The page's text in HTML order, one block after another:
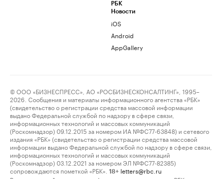
РБК
Новости
iOS
Android
AppGallery
© ООО «БИЗНЕСПРЕСС», АО «РОСБИЗНЕСКОНСАЛТИНГ», 1995–
2026. Сообщения и материалы информационного агентства «РБК»
(свидетельство о регистрации средства массовой информации
выдано Федеральной службой по надзору в сфере связи,
информационных технологий и массовых коммуникаций
(Роскомнадзор) 09.12.2015 за номером ИА №ФС77-63848) и сетевого
издания «РБК» (свидетельство о регистрации средства массовой
информации выдано Федеральной службой по надзору в сфере связи,
информационных технологий и массовых коммуникаций
(Роскомнадзор) 03.12.2021 за номером ЭЛ №ФС77-82385)
сопровождаются пометкой «РБК».
18+ letters@rbc.ru